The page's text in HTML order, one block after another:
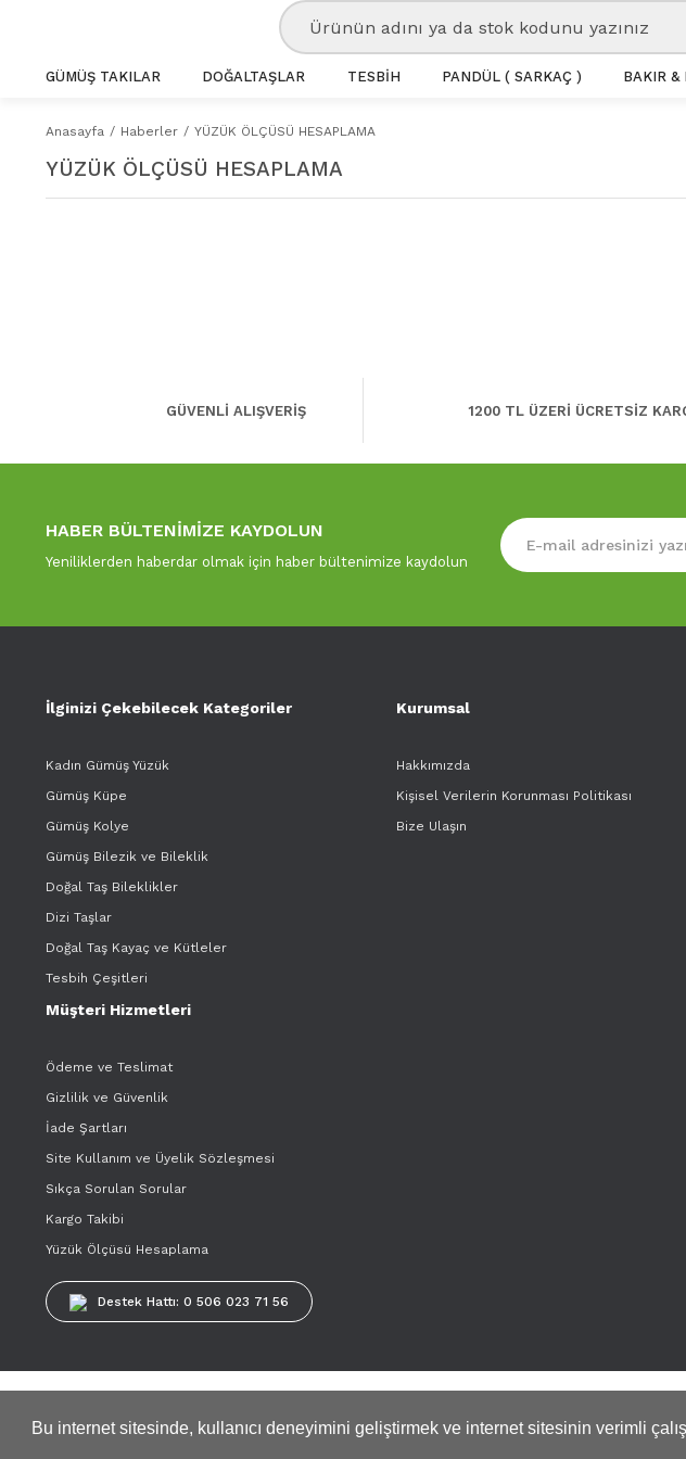
Bu internet sitesinde, kullanıcı deneyimini geliştirmek ve internet sitesinin verimli
GÜMÜŞ TAKILAR DOĞALTAŞLAR TESBİH PANDÜL ( SARKAÇ ) BAKIR &
Anasayfa Haberler YÜZÜK ÖLÇÜSÜ HESAPLAMA
YÜZÜK ÖLÇÜSÜ HESAPLAMA
GÜVENLİ ALIŞVERİŞ 1200 TL ÜZERİ ÜCRETSİZ
HABER BÜLTENİMİZE KAYDOLUN
Yeniliklerden haberdar olmak için haber bültenimize kaydolun
İlginizi Çekebilecek Kategoriler
Kadın Gümüş Yüzük
Gümüş Küpe
Gümüş Kolye
Gümüş Bilezik ve Bileklik
Doğal Taş Bileklikler
Dizi Taşlar
Doğal Taş Kayaç ve Kütleler
Tesbih Çeşitleri
Kurumsal
Hakkımızda
Kişisel Verilerin Korunması Politikası
Bize Ulaşın
Müşteri Hizmetleri
Ödeme ve Teslimat
Gizlilik ve Güvenlik
İade Şartları
Site Kullanım ve Üyelik Sözleşmesi
Sıkça Sorulan Sorular
Kargo Takibi
Yüzük Ölçüsü Hesaplama
Destek Hattı: 0 506 023 71 56